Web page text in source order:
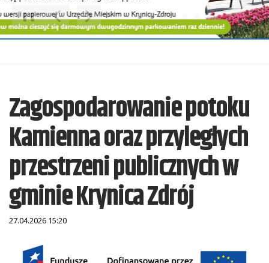
Poprzedni Element
Następny Element
❚❚
Zagospodarowanie potoku
Kamienna oraz przyległych
przestrzeni publicznych w
gminie Krynica Zdrój
27.04.2026 15:20